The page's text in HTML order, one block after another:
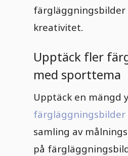
färgläggningsbilder
kreativitet.
Upptäck fler
med sporttema
Upptäck en mängd
samling av
på